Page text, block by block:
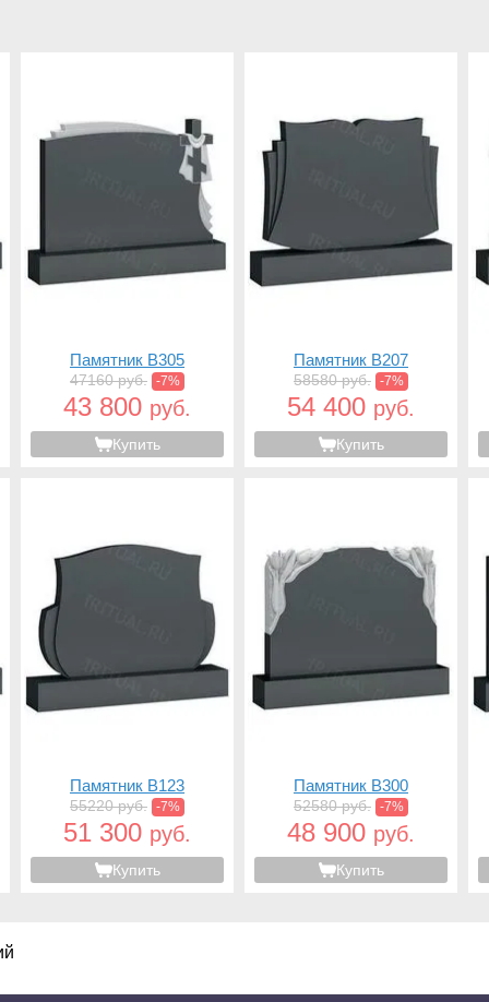
Памятник B305
47160 руб. -7%
43 800 руб.
Купить
Памятник B207
58580 руб. -7%
54 400 руб.
Купить
Памятник B123
55220 руб. -7%
51 300 руб.
Купить
Памятник B300
52580 руб. -7%
48 900 руб.
Купить